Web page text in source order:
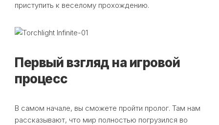
приступить к веселому прохождению.
Первый взгляд на игровой
процесс
В самом начале, вы сможете пройти пролог. Там нам
рассказывают, что мир полностью погрузился во